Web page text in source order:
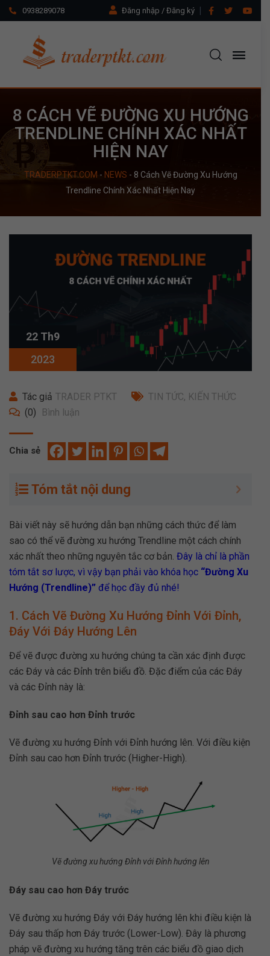
0938289078 Đăng nhập / Đăng ký
8 CÁCH VẼ ĐƯỜNG XU HƯỚNG
TRENDLINE CHÍNH XÁC NHẤT
HIỆN NAY
TRADERPTKT.COM - NEWS - 8 Cách Vẽ Đường Xu Hướng
Trendline Chính Xác Nhất Hiện Nay
22 Th9
2023
Tác giả TRADER PTKT TIN TỨC, KIẾN THỨC
(0)
Bình luận
Chia sẻ
Tóm tắt nội dung
Bài viết này sẽ hướng dẫn bạn những cách thức để làm
sao có thể vẽ đường xu hướng Trendline một cách chính
xác nhất theo những nguyên tắc cơ bản. Đây là chỉ là phần
tóm tắt sơ lược, vì vậy bạn phải vào khóa học “Đường Xu
Hướng (Trendline)” để học đầy đủ nhé!
1. Cách Vẽ Đường Xu Hướng Đỉnh Với Đỉnh,
Đáy Với Đáy Hướng Lên
Để vẽ được đường xu hướng chúng ta cần xác định được
các Đáy và các Đỉnh trên biểu đồ. Đặc điểm của các Đáy
và các Đỉnh này là:
Đỉnh sau cao hơn Đỉnh trước
Vẽ đường xu hướng Đỉnh với Đỉnh hướng lên. Với điều kiện
Đỉnh sau cao hơn Đỉnh trước (Higher-High).
Vẽ đường xu hướng Đỉnh với Đỉnh hướng lên
Đáy sau cao hơn Đáy trước
Vẽ đường xu hướng Đáy với Đáy hướng lên khi điều kiện là
Đáy sau thấp hơn Đáy trước (Lower-Low). Đây là phương
pháp vẽ đường xu hướng tăng trên các biểu đồ giao dịch